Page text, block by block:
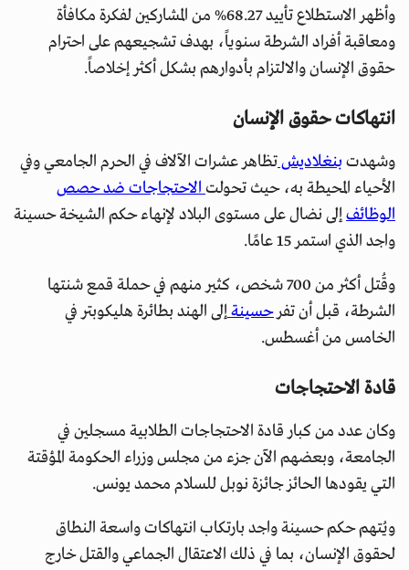
وأظهر الاستطلاع تأييد 68.27% من المشاركين لفكرة مكافأة
ومعاقبة أفراد الشرطة سنوياً، بهدف تشجيعهم على احترام
حقوق الإنسان والالتزام بأدوارهم بشكل أكثر إخلاصاً.
انتهاكات حقوق الإنسان
وشهدت بنغلاديشتظاهر عشرات الآلاف في الحرم الجامعي وفي
الأحياء المحيطة به، حيث تحولتالاحتجاجات ضد حصص
الوظائفإلى نضال على مستوى البلاد لإنهاء حكم الشيخة حسينة
واجد الذي استمر 15 عامًا.
وقُتل أكثر من 700 شخص، كثير منهم في حملة قمع شنتها
الشرطة، قبل أن تفرحسينةإلى الهند بطائرة هليكوبتر في
الخامس من أغسطس.
قادة الاحتجاجات
وكان عدد من كبار قادة الاحتجاجات الطلابية مسجلين في
الجامعة، وبعضهم الآن جزء من مجلس وزراء الحكومة المؤقتة
التي يقودها الحائز جائزة نوبل للسلام محمد يونس.
ويُتهم حكم حسينة واجد بارتكاب انتهاكات واسعة النطاق
لحقوق الإنسان، بما في ذلك الاعتقال الجماعي والقتل خارج